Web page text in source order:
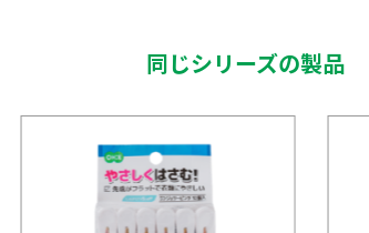
同じシリーズの製品